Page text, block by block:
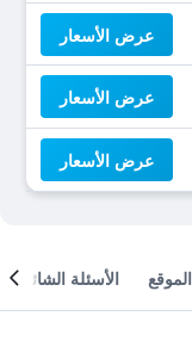
عرض الأسعار
عرض الأسعار
عرض الأسعار
الموقع الأسئلة الشائعة